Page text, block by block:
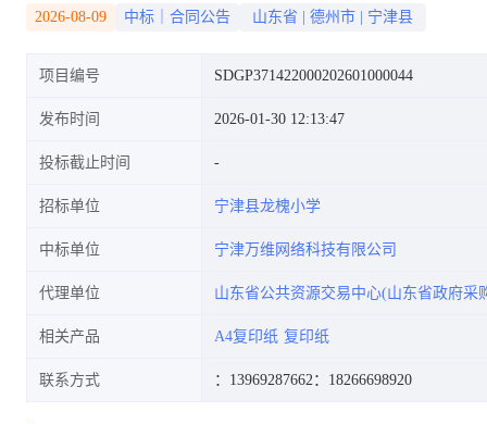
2026-08-09 中标｜合同公告 山东省 德州市 宁津县
项目编号 SDGP371422000202601000044
发布时间 2026-01-30 12:13:47
投标截止时间
招标单位 宁津县龙槐小学
中标单位 宁津万维网络科技有限公司
代理单位 山东省公共资源交易中心(山东省政府采
相关产品 A4复印纸 复印纸
联系方式 ：13969287662：18266698920